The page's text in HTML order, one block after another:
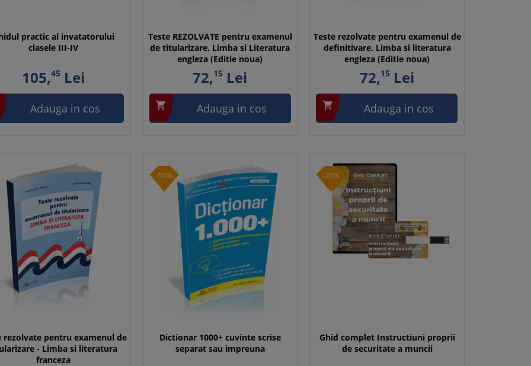
practic al invatatorului
clasele III-IV
105,45Lei
Adauga in cos
Teste REZOLVATE pentru examenul
de titularizare. Limba si Literatura
engleza (Editie noua)
72,15 Lei
 Adauga in cos
Teste rezolvate pentru examenul de
definitivare. Limba si literatura
engleza (Editie noua)
72,15Lei
 Adauga in cos
rezolvate pentru examenul de
- Limba si literatura
franceza
-50%
Dictionar 1000+ cuvinte scrise
separat sau impreuna
-20%
Ghid complet Instructiuni proprii
de securitate a muncii